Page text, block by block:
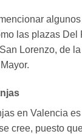
las plazas Del
Lorenzo, de
en Valencia
cree, puesto